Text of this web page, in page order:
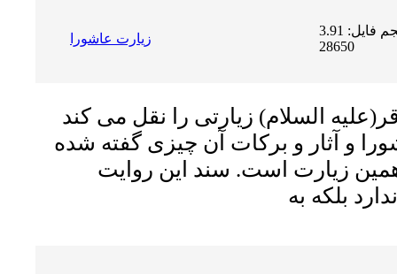
زيارت عاشورا
حجم فایل: 3.91 MB | دریافت ها:
28650
السلام) زیارتى را نقل مى کند
و آثار و برکات آن چیزى گفته شده
زیارت است. سند این روایت